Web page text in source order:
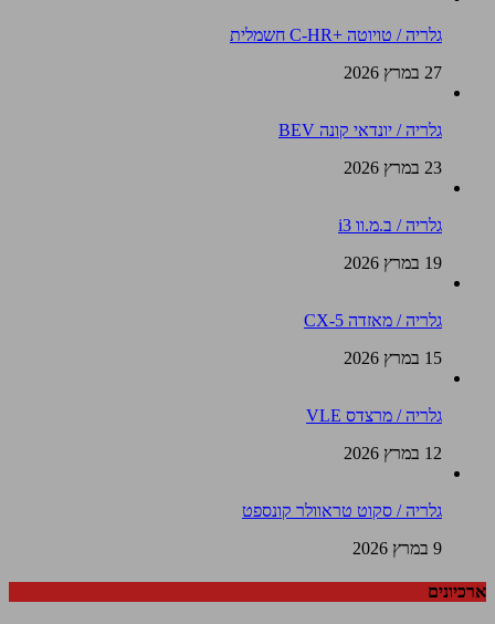
גלריה / טויוטה +C-HR חשמלית
27 במרץ 2026
גלריה / יונדאי קונה BEV
23 במרץ 2026
גלריה / ב.מ.וו i3
19 במרץ 2026
גלריה / מאזדה CX-5
15 במרץ 2026
גלריה / מרצדס VLE
12 במרץ 2026
גלריה / סקוט טראוולר קונספט
9 במרץ 2026
ארכיונים